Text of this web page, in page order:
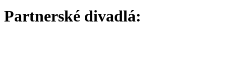
Partnerské divadlá: